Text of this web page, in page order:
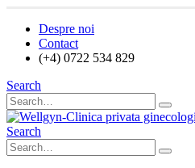
Despre noi
Contact
(+4) 0722 534 829
Search
Search